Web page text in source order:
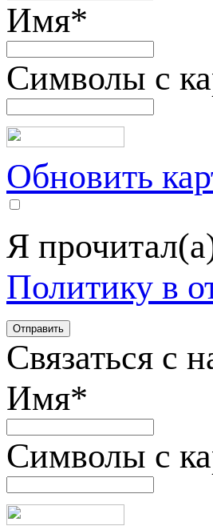
Имя*
Символы с
Обновить
Я
Политику в
Связаться с
Имя*
Символы с